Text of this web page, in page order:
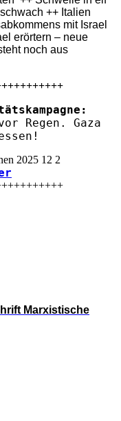
++ Italien
mit Israel
erörtern – neue
noch aus
Regen. Gaza
Marxistische